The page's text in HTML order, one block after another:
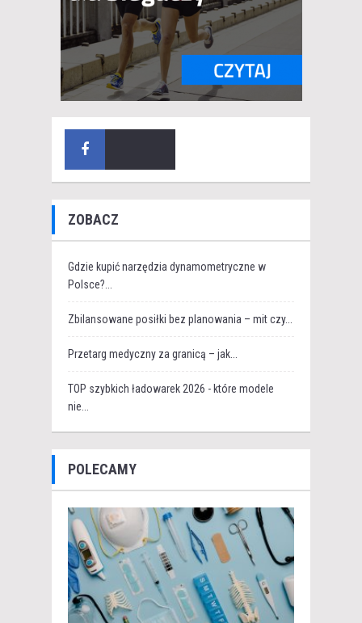
ZOBACZ
Gdzie kupić narzędzia dynamometryczne w
Polsce?...
Zbilansowane posiłki bez planowania – mit czy...
Przetarg medyczny za granicą – jak...
TOP szybkich ładowarek 2026 - które modele
nie...
POLECAMY